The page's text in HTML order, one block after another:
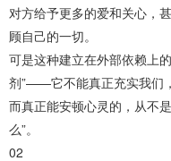
对方给予更多的爱和关心，
顾自己的一切‌。
可是这种建立在外部依赖上
剂”——它不能真正充实我们
而真正能安顿心灵的，从不
么”。
02